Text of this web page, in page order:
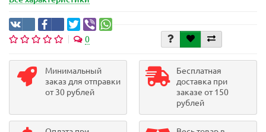
0
Минимальный
заказ для отправки
от 30 рублей
Бесплатная
доставка при
заказе от 150
рублей